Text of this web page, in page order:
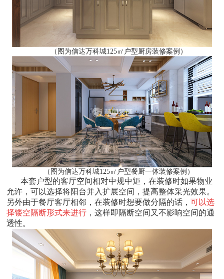
（图为信达万科城125㎡户型厨房装修案例）
（图为信达万科城125㎡户型餐厨一体装修案例）
本套户型的客厅空间相对中规中矩，在装修时如果物业
允许，可以选择将阳台并入扩展空间，提高整体采光效果。
另外由于餐厅客厅相邻，在装修时想要做分隔的话，可以选
择镂空隔断形式来进行 ，这样即隔断空间又不影响空间的通
透性。